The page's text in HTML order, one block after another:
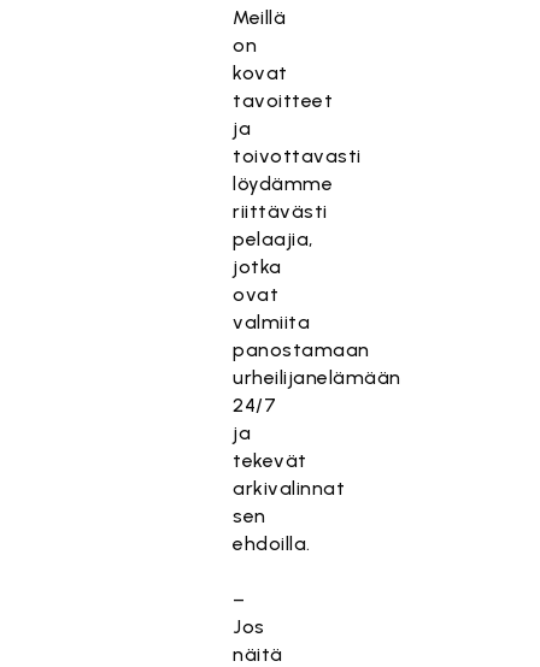
Meillä
on
kovat
tavoitteet
ja
toivottavasti
löydämme
riittävästi
pelaajia,
jotka
ovat
valmiita
panostamaan
urheilijanelämään
24/7
ja
tekevät
arkivalinnat
sen
ehdoilla.
–
Jos
näitä